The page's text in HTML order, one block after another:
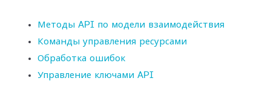
Методы API по модели взаимодействия
Команды управления ресурсами
Обработка ошибок
Управление ключами API